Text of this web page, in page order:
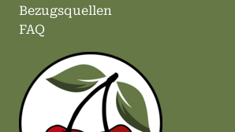
Bezugsquellen
FAQ